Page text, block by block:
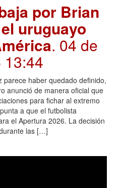
por Brian
uruguayo
. 04 de
13:44
parece haber quedado definido,
anunció de manera oficial que
para fichar al extremo
a que el futbolista
el Apertura 2026. La decisión
las […]